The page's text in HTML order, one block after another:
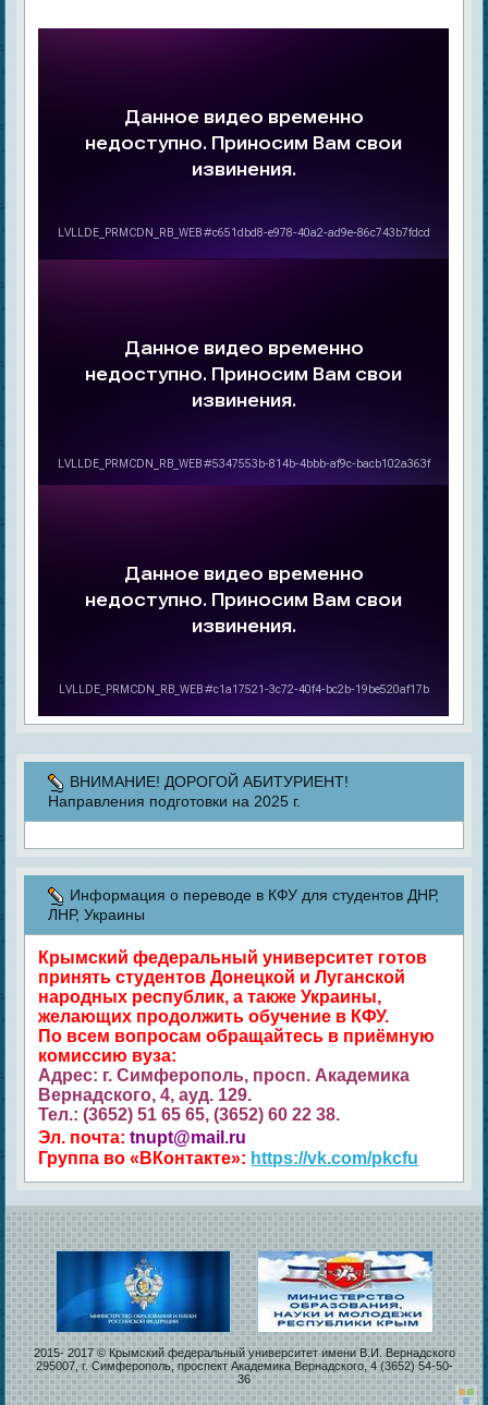
ВНИМАНИЕ! ДОРОГОЙ АБИТУРИЕНТ!
Направления подготовки на 2025 г.
Информация о переводе в КФУ для студентов ДНР,
ЛНР, Украины
Крымский федеральный университет готов
принять студентов Донецкой и Луганской
народных республик, а также Украины,
желающих продолжить обучение в КФУ.
По всем вопросам обращайтесь в приёмную
комиссию вуза:
Адрес: г. Симферополь, просп. Академика
Вернадского, 4, ауд. 129.
Тел.: (3652) 51 65 65, (3652) 60 22 38.
Эл. почта:tnupt@mail.ru
Группа во «ВКонтакте»: https://vk.com/pkcfu
2015- 2017 © Крымский федеральный университет имени В.И. Вернадского
295007, г. Симферополь, проспект Академика Вернадского, 4 (3652) 54-50-
36